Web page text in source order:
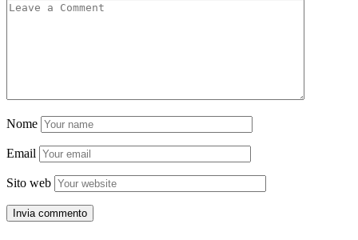
Nome
Email
Sito web